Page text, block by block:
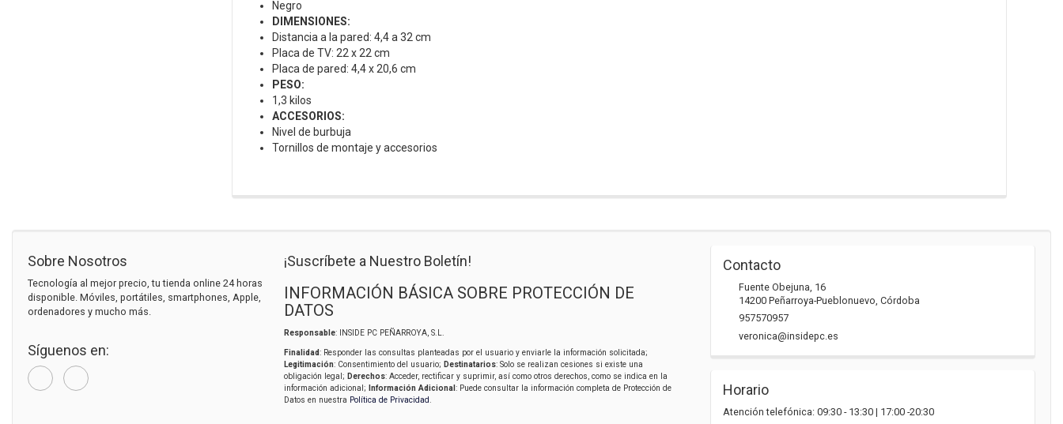
Negro
DIMENSIONES:
Distancia a la pared: 4,4 a 32 cm
Placa de TV: 22 x 22 cm
Placa de pared: 4,4 x 20,6 cm
PESO:
1,3 kilos
ACCESORIOS:
Nivel de burbuja
Tornillos de montaje y accesorios
Sobre Nosotros
Tecnología al mejor precio, tu tienda online 24 horas
disponible. Móviles, portátiles, smartphones, Apple,
ordenadores y mucho más.
Síguenos en:
¡Suscríbete a Nuestro Boletín!
INFORMACIÓN BÁSICA SOBRE PROTECCIÓN DE
DATOS
Responsable: INSIDE PC PEÑARROYA, S.L.
Finalidad: Responder las consultas planteadas por el usuario y enviarle la información solicitada;
Legitimación: Consentimiento del usuario; Destinatarios: Solo se realizan cesiones si existe una
obligación legal; Derechos: Acceder, rectificar y suprimir, así como otros derechos, como se indica en la
información adicional;
Información Adicional : Puede consultar la información completa de Protección de
Datos en nuestra Política de Privacidad.
Contacto
Fuente Obejuna, 16
14200 Peñarroya-Pueblonuevo, Córdoba
957570957
veronica@insidepc.es
Horario
Atención telefónica: 09:30 - 13:30 | 17:00 -20:30